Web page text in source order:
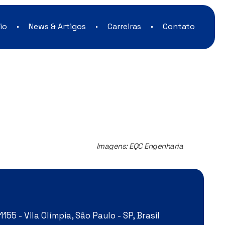
News & Artigos Carreiras Contato
Imagens: EQC Engenharia
- Vila Olímpia, São Paulo - SP, Brasil